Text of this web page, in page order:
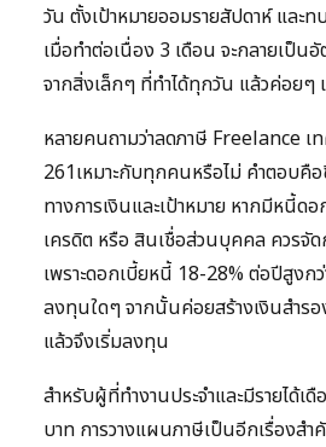
วัน ตั้งเป้าหมายออมรายสัปดาห์ และ
เมื่อทำต่อเนื่อง 3 เดือน จะกลายเป็น
จากสิ่งเล็กๆ ที่ทำได้ทุกวัน แล้วค่อยๆ
หลายคนถามว่าลดภาษี Freelance
261เหมาะกับทุกคนหรือไม่ คำตอบคื
ทางการเงินและเป้าหมาย หากมีหนี้ด
เครดิต หรือ สินเชื่อส่วนบุคคล ควรจั
เพราะดอกเบี้ยหนี้ 18-28% ต่อปีสูงก
ลงทุนใดๆ จากนั้นค่อยสร้างเงินสำร
แล้วจึงเริ่มลงทุน
สำหรับผู้ที่ทำงานประจำและมีรายได้เ
บาท การวางแผนภาษีเป็นอีกเรื่องส